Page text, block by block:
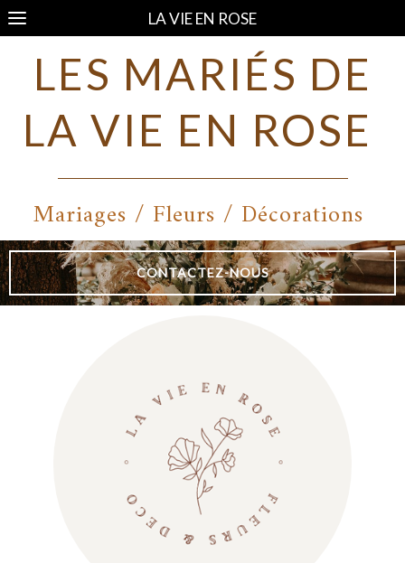
LA VIE EN ROSE
LES MARIÉS DE
LA VIE EN ROSE
Mariages / Fleurs / Décorations
CONTACTEZ-NOUS